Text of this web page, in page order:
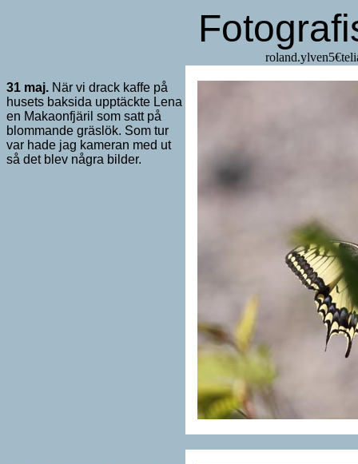
31 maj. När vi drack kaffe på
husets baksida upptäckte Lena
en Makaonfjäril som satt på
blommande gräslök. Som tur
var hade jag kameran med ut
så det blev några bilder.